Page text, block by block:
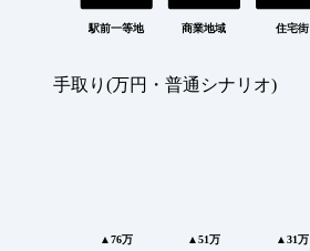
駅前一等地 商業地域 住宅街
手取り(万円・普通シナリオ)
▲76万 ▲51万 ▲31万